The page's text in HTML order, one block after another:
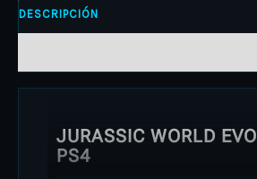
DESCRIPCIÓN
JURASSIC WORLD
PS4